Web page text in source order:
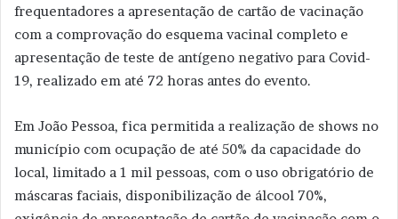
frequentadores a apresentação de cartão de vacinação
com a comprovação do esquema vacinal completo e
apresentação de teste de antígeno negativo para Covid-
19, realizado em até 72 horas antes do evento.
Em João Pessoa, fica permitida a realização de shows no
município com ocupação de até 50% da capacidade do
local, limitado a 1 mil pessoas, com o uso obrigatório de
máscaras faciais, disponibilização de álcool 70%,